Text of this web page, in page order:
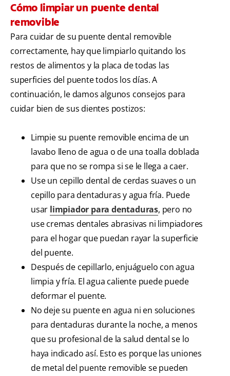
Cómo limpiar un puente dental
removible
Para cuidar de su puente dental removible
correctamente, hay que limpiarlo quitando los
restos de alimentos y la placa de todas las
superficies del puente todos los días. A
continuación, le damos algunos consejos para
cuidar bien de sus dientes postizos:
Limpie su puente removible encima de un
lavabo lleno de agua o de una toalla doblada
para que no se rompa si se le llega a caer.
Use un cepillo dental de cerdas suaves o un
cepillo para dentaduras y agua fría. Puede
usar limpiador para dentaduras, pero no
use cremas dentales abrasivas ni limpiadores
para el hogar que puedan rayar la superficie
del puente.
Después de cepillarlo, enjuáguelo con agua
limpia y fría. El agua caliente puede puede
deformar el puente.
No deje su puente en agua ni en soluciones
para dentaduras durante la noche, a menos
que su profesional de la salud dental se lo
haya indicado así. Esto es porque las uniones
de metal del puente removible se pueden